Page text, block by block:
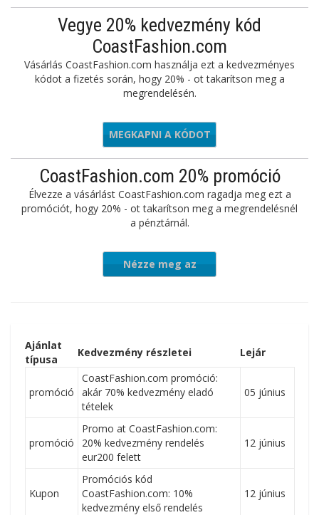
ajánlatot
Vegye 20% kedvezmény kód
CoastFashion.com
Vásárlás CoastFashion.com használja ezt a kedvezményes
kódot a fizetés során, hogy 20% - ot takarítson meg a
megrendelésén.
MMLTK20
MEGKAPNI A KÓDOT
CoastFashion.com 20% promóció
Élvezze a vásárlást CoastFashion.com ragadja meg ezt a
promóciót, hogy 20% - ot takarítson meg a megrendelésnél
a pénztárnál.
Nézze meg az
Ajánlat
típusa
Kedvezmény részletei Lejár
promóció
CoastFashion.com promóció:
akár 70% kedvezmény eladó
tételek
05 június
promóció
Promo at CoastFashion.com:
20% kedvezmény rendelés
eur200 felett
12 június
Kupon
Promóciós kód
CoastFashion.com: 10%
kedvezmény első rendelés
12 június